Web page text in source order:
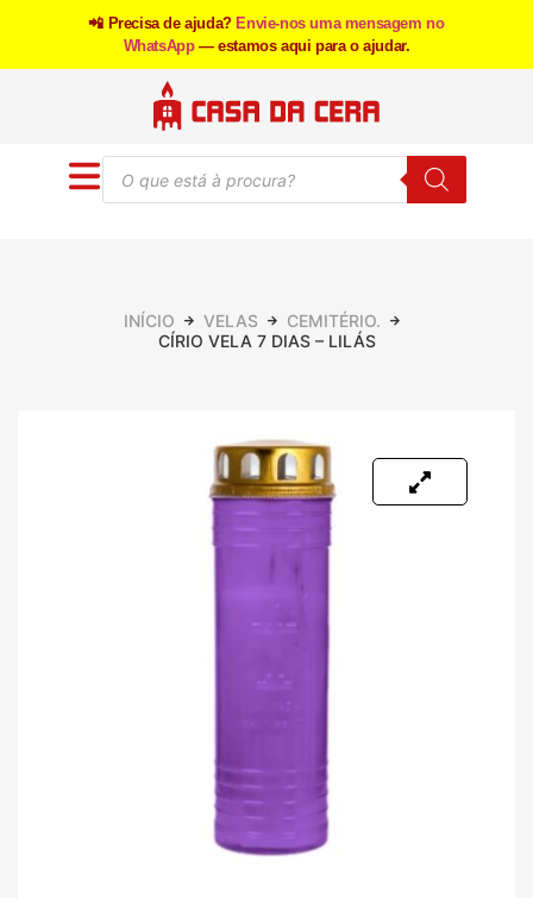
📲 Precisa de ajuda? Envie-nos uma mensagem no
WhatsApp — estamos aqui para o ajudar.
INÍCIO VELAS
CEMITÉRIO.
CÍRIO VELA 7 DIAS – LILÁS